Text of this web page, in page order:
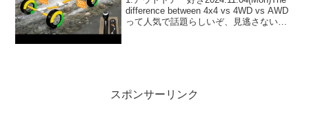
difference between 4x4 vs 4WD vs AWD
って人気で話題らしいぞ、見逃さない
スポンサーリンク